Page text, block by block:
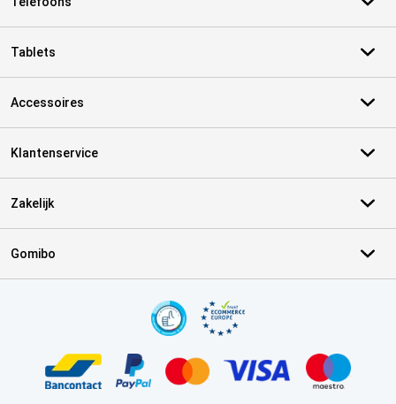
Tablets
Accessoires
Klantenservice
Zakelijk
Gomibo